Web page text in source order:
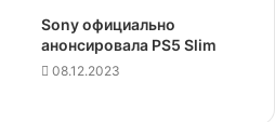
Sony официально
анонсировала PS5 Slim
08.12.2023